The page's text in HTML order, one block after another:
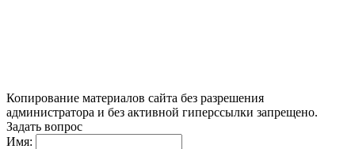
Копирование материалов сайта без разрешения
администратора и без активной гиперссылки запрещено.
Задать вопрос
Имя: